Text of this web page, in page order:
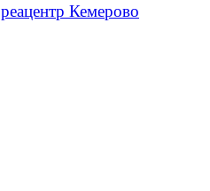
реацентр Кемерово